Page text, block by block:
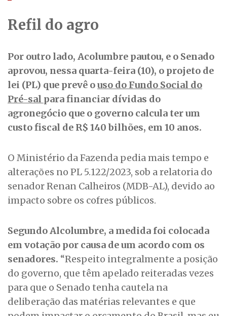
Refil do agro
Por outro lado, Acolumbre pautou, e o Senado
aprovou, nessa quarta-feira (10), o projeto de
lei (PL) que prevê ouso do Fundo Social do
Pré-sal para financiar dívidas do
agronegócio que o governo calcula ter um
custo fiscal de R$ 140 bilhões, em 10 anos.
O Ministério da Fazenda pedia mais tempo e
alterações no PL 5.122/2023, sob a relatoria do
senador Renan Calheiros (MDB-AL), devido ao
impacto sobre os cofres públicos.
Segundo Alcolumbre, a medida foi colocada
em votação por causa de um acordo com os
senadores. “Respeito integralmente a posição
do governo, que têm apelado reiteradas vezes
para que o Senado tenha cautela na
deliberação das matérias relevantes e que